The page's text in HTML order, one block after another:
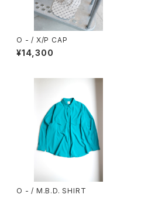
O - / X/P CAP
¥14,300
O - / M.B.D. SHIRT